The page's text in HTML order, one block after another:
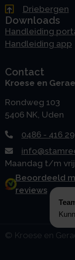
Driebergen
Downloads
Handleiding
Handleiding app
Contact
Kroese en
Rondweg 103
5406 NK, Uden
0486 - 416
Maandag t/m
Beoordeeld
reviews
© Kroese en